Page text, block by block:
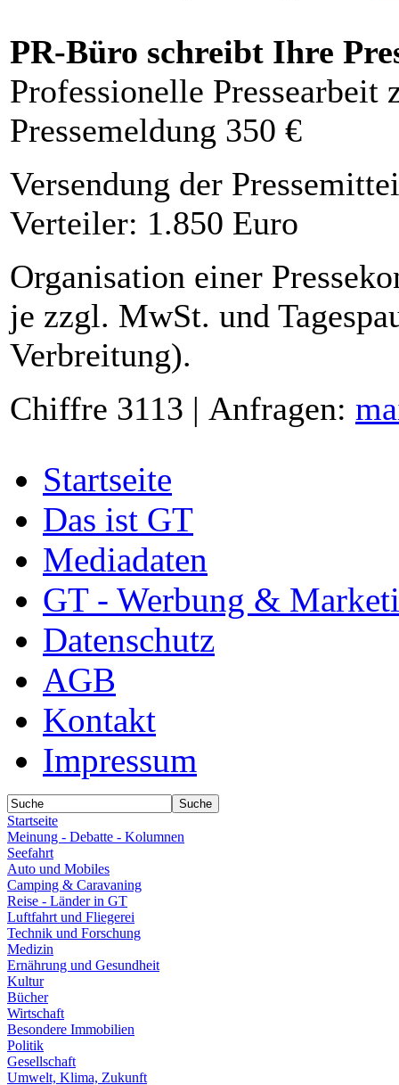
PR-Büro schreibt Ihre
Professionelle Pressearbeit
Pressemeldung 350 €
Versendung der
Verteiler: 1.850 Euro
Organisation einer
je zzgl. MwSt. und
Verbreitung).
Chiffre 3113 | Anfragen:
Startseite
Das ist GT
Mediadaten
GT - Werbung &
Datenschutz
AGB
Kontakt
Impressum
Startseite
Meinung - Debatte - Kolumnen
Seefahrt
Auto und Mobiles
Camping & Caravaning
Reise - Länder in GT
Luftfahrt und Fliegerei
Technik und Forschung
Medizin
Ernährung und Gesundheit
Kultur
Bücher
Wirtschaft
Besondere Immobilien
Politik
Gesellschaft
Umwelt, Klima, Zukunft